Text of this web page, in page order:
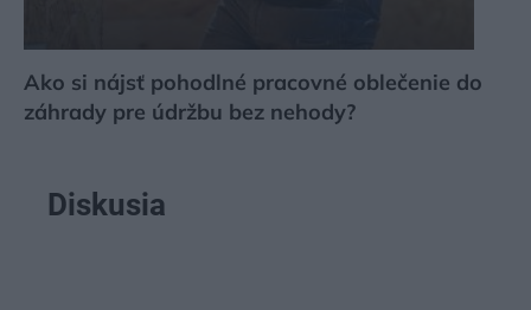
Ako si nájsť pohodlné pracovné oblečenie do
záhrady pre údržbu bez nehody?
Diskusia